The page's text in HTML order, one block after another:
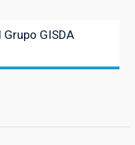
GISDA